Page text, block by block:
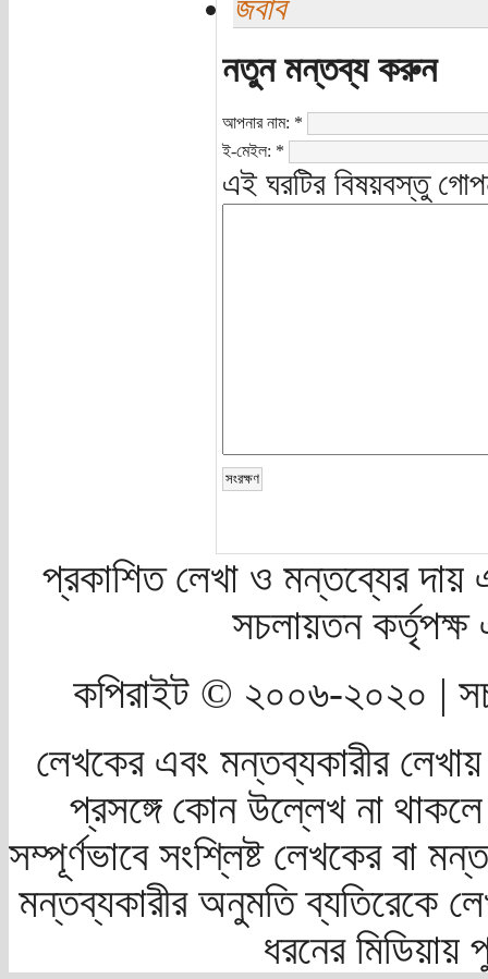
নতুন মন্তব্য করুন
আপনার নাম: *
ই-মেইল: *
এই ঘরটির বিষয়বস্তু
প্রকাশিত লেখা ও মন্তব্যের দায়
সচলায়তন
কপিরাইট © ২০০৬-২০২০ |
লেখকের এবং মন্তব্যকারীর
প্রসঙ্গে কোন উল্লেখ না
সম্পূর্ণভাবে সংশ্লিষ্ট লেখকের বা
মন্তব্যকারীর অনুমতি ব্যতিরেকে
ধরনের মিডিয়ায়